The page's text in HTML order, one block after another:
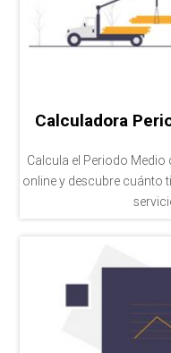
Calculadora
Calcula el Periodo
online y descubre cuánto